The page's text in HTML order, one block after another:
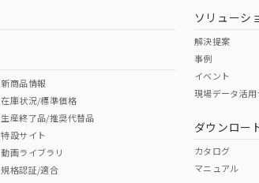
Cr(VI)
新商品情報
在庫状況/標準価格
生産終了品/推奨代替品
特設サイト
動画ライブラリ
規格認証/適合
ソリューシ
解決提案
事例
イベント
現場データ活
ダウンロー
カタログ
マニュアル